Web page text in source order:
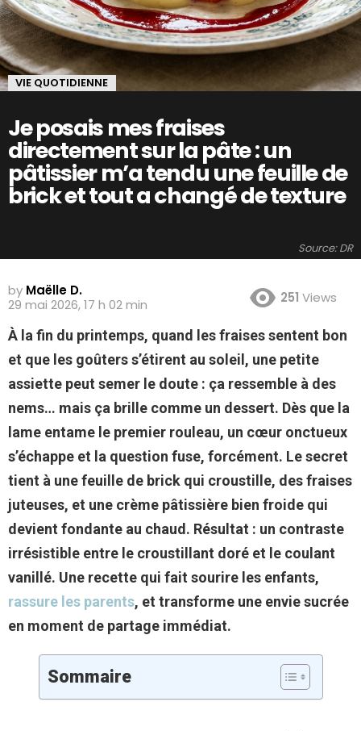
VIE QUOTIDIENNE
Je posais mes fraises
directement sur la pâte : un
pâtissier m’a tendu une feuille de
brick et tout a changé de texture
Source: DR
by Maëlle D.
29 mai 2026, 17 h 02 min
251 Views
À la fin du printemps, quand les fraises sentent bon
et que les goûters s’étirent au soleil, une petite
assiette peut semer le doute : ça ressemble à des
nems… mais ça brille comme un dessert. Dès que la
lame entame le premier rouleau, un cœur onctueux
s’échappe et la question fuse, forcément. Le secret
tient à une feuille de brick qui croustille, des fraises
juteuses, et une crème pâtissière bien froide qui
devient fondante au chaud. Résultat : un contraste
irrésistible entre le croustillant doré et le coulant
vanillé. Une recette qui fait sourire les enfants,
rassure les parents, et transforme une envie sucrée
en moment de partage immédiat.
Sommaire